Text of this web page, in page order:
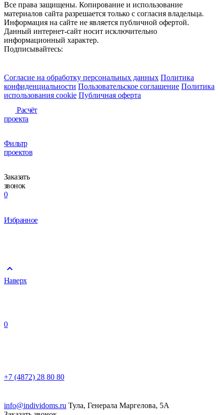
Все права защищены. Копирование и использование
материалов сайта разрешается только с согласия владельца.
Информация на сайте не является публичной офертой.
Данный интернет-сайт носит исключительно
информационный характер.
Подписывайтесь:
Согласие на обработку персональных данных Политика
конфиденциальности Пользовательское соглашение Политика
использования сookie Публичная оферта
Расчёт
проекта
Фильтр
проектов
Заказать
звонок
0
Избранное
Наверх
0
+7 (4872) 28 80 80
info@individoms.ru Тула, Генерала Маргелова, 5А